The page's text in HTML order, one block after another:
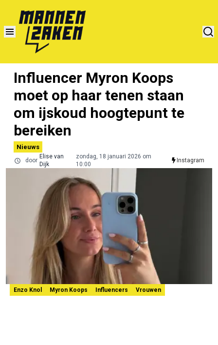
Influencer Myron Koops
moet op haar tenen staan
om ijskoud hoogtepunt te
bereiken
Nieuws
door
Elise van
Dijk
zondag, 18 januari 2026 om
10:00
Instagram
Enzo Knol Myron Koops Influencers Vrouwen